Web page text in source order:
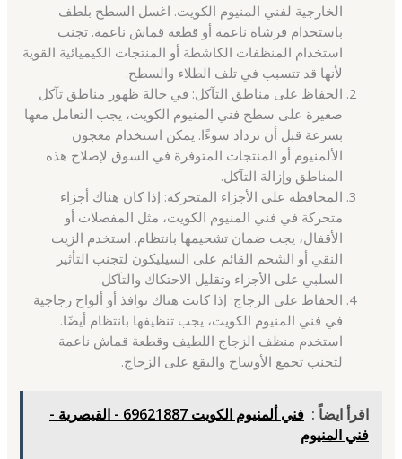
الخارجية لفني المنيوم الكويت. اغسل السطح بلطف
باستخدام فرشاة ناعمة أو قطعة قماش ناعمة. تجنب
استخدام المنظفات الكاشطة أو المنتجات الكيميائية القوية
لأنها قد تتسبب في تلف الطلاء والسطح.
الحفاظ على مناطق التآكل: في حالة ظهور مناطق تآكل
صغيرة على سطح فني المنيوم الكويت، يجب التعامل معها
بسرعة قبل أن تزداد سوءًا. يمكن استخدام معجون
الألمنيوم أو المنتجات المتوفرة في السوق لإصلاح هذه
المناطق وإزالة التآكل.
المحافظة على الأجزاء المتحركة: إذا كان هناك أجزاء
متحركة في فني المنيوم الكويت، مثل المفصلات أو
الأقفال، يجب ضمان تشحيمها بانتظام. استخدم الزيت
النقي أو الشحم القائم على السيليكون لتجنب التأثير
السلبي على الأجزاء وتقليل الاحتكاك والتآكل.
الحفاظ على الزجاج: إذا كانت هناك نوافذ أو ألواح زجاجية
في فني المنيوم الكويت، يجب تنظيفها بانتظام أيضًا.
استخدم منظف الزجاج اللطيف وقطعة قماش ناعمة
لتجنب تجمع الأوساخ والبقع على الزجاج.
اقرأ ايضاً :
فني ألمنيوم الكويت 69621887 - القيصرية -
فني المنيوم